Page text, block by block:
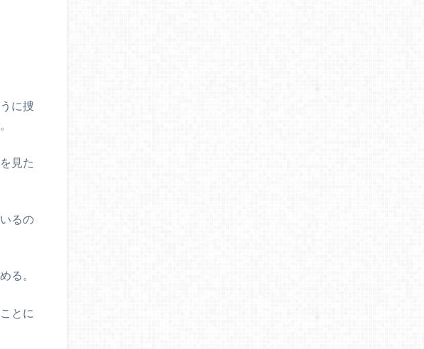
に捜
見た
るの
る。
とに